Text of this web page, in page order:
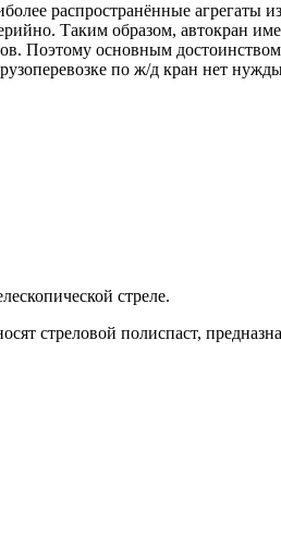
распространённые агрегаты
Таким образом, автокран
Поэтому основным
по ж/д кран нет
стреле.
стреловой полиспаст,